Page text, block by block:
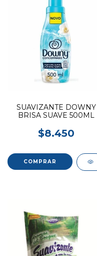
SUAVIZANTE DOWNY
BRISA SUAVE 500ML
$8.450